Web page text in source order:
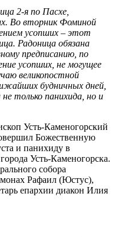
2-я по Пасхе,
Во вторник Фоминой
усопших – этот
Радоница обязана
предписанию, по
усопших, не могущее
великопостной
будничных дней,
только панихида, но и
Усть-Каменогорский
Божественную
и панихиду в
Усть-Каменогорска.
собора
Рафаил (Юстус),
епархии диакон Илия